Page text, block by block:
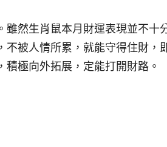
雖然生肖鼠本月財運表現並不十
不被人情所累，就能守得住財，
極向外拓展，定能打開財路。